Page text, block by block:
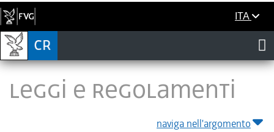
ITA
LEGGI E REGOLAMENTI
naviga nell'argomento